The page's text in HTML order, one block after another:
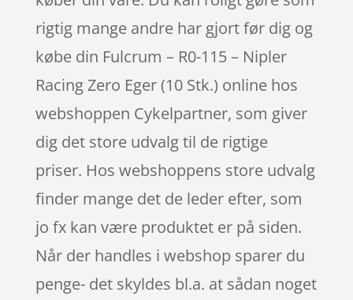
rigtig mange andre har gjort før dig og
købe din Fulcrum – R0-115 – Nipler
Racing Zero Eger (10 Stk.) online hos
webshoppen Cykelpartner, som giver
dig det store udvalg til de rigtige
priser. Hos webshoppens store udvalg
finder mange det de leder efter, som
jo fx kan være produktet er på siden.
Når der handles i webshop sparer du
penge- det skyldes bl.a. at sådan noget